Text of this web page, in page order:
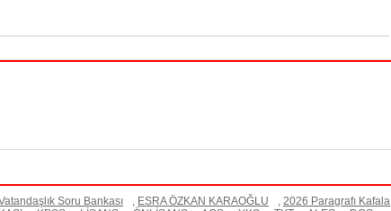
Soru Bankası , ESRA ÖZKAN KARAOĞLU , 2026 Paragrafı Kafala